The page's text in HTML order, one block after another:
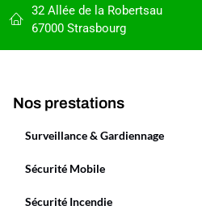
32 Allée de la Robertsau
67000 Strasbourg
Nos prestations
Surveillance & Gardiennage
Sécurité Mobile
Sécurité Incendie